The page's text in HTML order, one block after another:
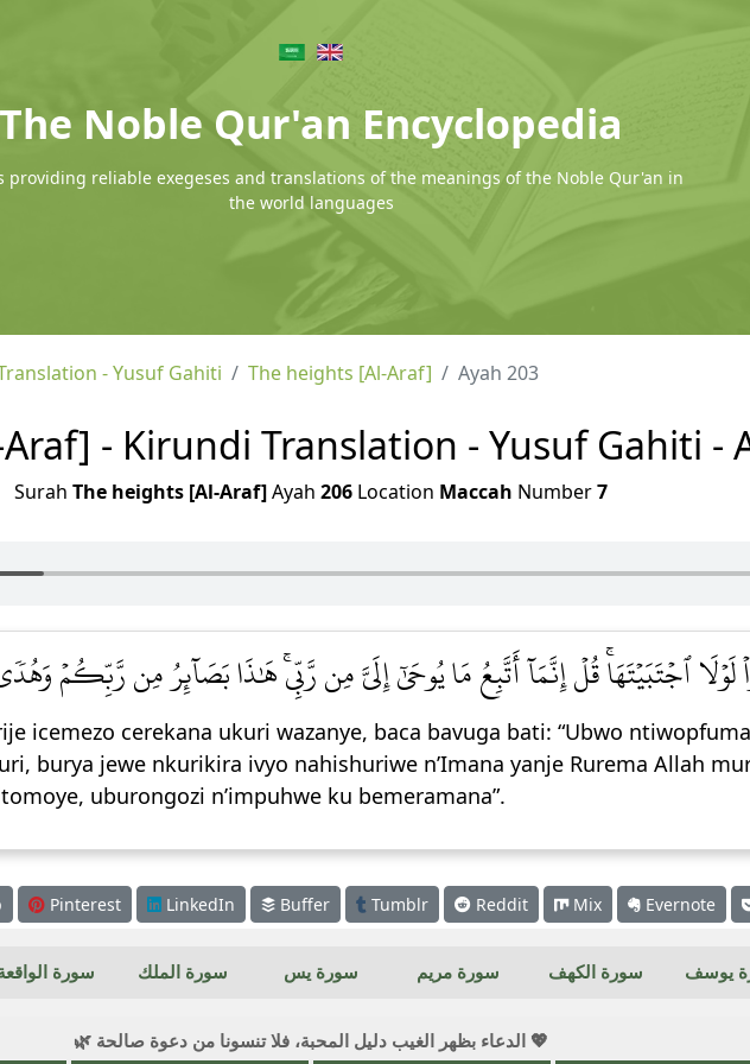
The Noble Qur'an Encyclopedia
providing reliable exegeses and translations of the meanings of the Noble Qur'an in
the world languages
- Yusuf Gahiti The heights [Al-Araf] Ayah 203
- Kirundi Translation - Yusuf Gahiti -
Surah The heights [Al-Araf]Ayah 206 Location Maccah Number7
لَوۡلَا ٱجۡتَبَيۡتَهَاۚ قُلۡ إِنَّمَآ أَتَّبِعُ مَا يُوحَىٰٓ إِلَيَّ مِن رَّبِّيۚ هَٰذَا بَصَآئِرُ مِن رَّبِّكُمۡ
icemezo cerekana ukuri wazanye, baca bavuga bati: “Ubwo
burya jewe nkurikira ivyo nahishuriwe n’Imana yanje Rurema Allah
uburongozi n’impuhwe ku bemeramana”.
Pinterest LinkedIn Buffer Tumblr Reddit Mix Evernote
يوسف سورة الكهف سورة مريم سورة يس سورة الملك سورة
💖 الدعاء بظهر الغيب دليل المحبة، فلا تنسونا من دعوة صالحة 🌿